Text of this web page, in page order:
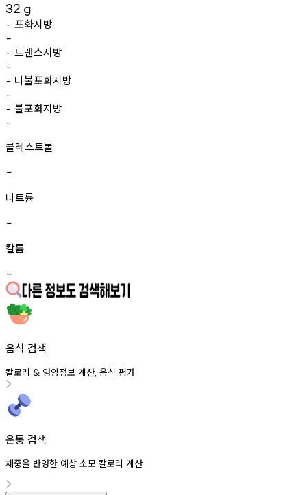
32 g
- 포화지방
-
- 트랜스지방
-
- 다불포화지방
-
- 불포화지방
-
콜레스트롤
-
나트륨
-
칼륨
-
음식 검색
칼로리 & 영양정보 계산, 음식 평가
운동 검색
체중을 반영한 예상 소모 칼로리 계산